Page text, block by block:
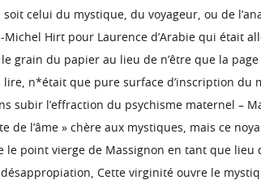
celui du mystique, du voyageur, ou de
Hirt pour Laurence d’Arabie qui était
grain du papier au lieu de n’être que la
n*était que pure surface d’inscription du
subir l’effraction du psychisme maternel –
de l’âme » chère aux mystiques, mais ce
le point vierge de Massignon en tant que
Cette virginité ouvre le